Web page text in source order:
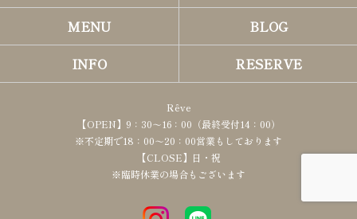
MENU
BLOG
INFO
RESERVE
Rêve
【OPEN】9：30～16：00（最終受付14：00）
※不定期で18：00～20：00営業もしております
【CLOSE】日・祝
※臨時休業の場合もございます